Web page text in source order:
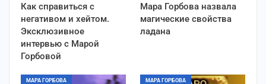
Как справиться с
негативом и хейтом.
Эксклюзивное
интервью с Марой
Горбовой
Мара Горбова назвала
магические свойства
ладана
МАРА ГОРБОВА МАРА ГОРБОВА